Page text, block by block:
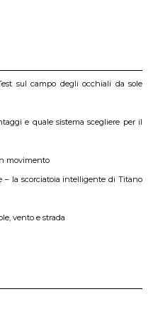
sul campo degli occhiali da sole
e quale sistema scegliere per il
movimento
– la scorciatoia intelligente di Titano
vento e strada